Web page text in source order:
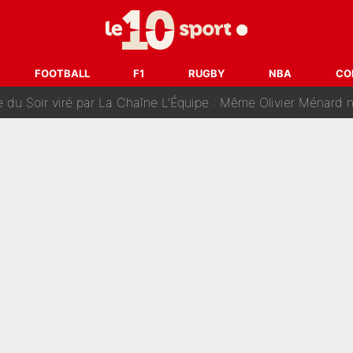
FOOTBALL F1 RUGBY NBA
partance pour le PSG, le héros de la finale de la Coupe du monde
Kanté : Comme Yan Diomandé, les deux champions du
par La Chaîne L’Équipe : Même Olivier Ménard n’avait pas pu empêcher son départ,